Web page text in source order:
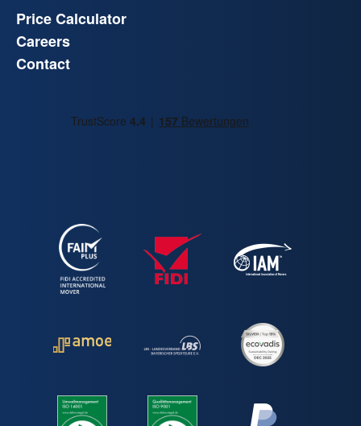
Price Calculator
Careers
Contact